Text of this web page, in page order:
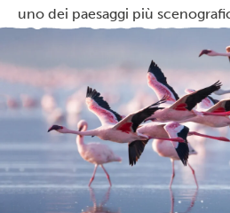
uno dei paesaggi più